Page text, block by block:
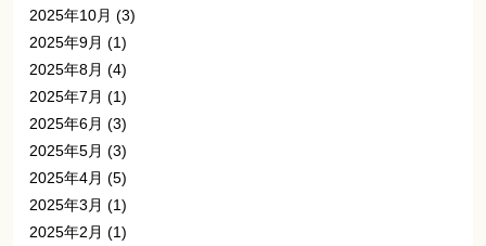
2025年10月 (3)
2025年9月 (1)
2025年8月 (4)
2025年7月 (1)
2025年6月 (3)
2025年5月 (3)
2025年4月 (5)
2025年3月 (1)
2025年2月 (1)